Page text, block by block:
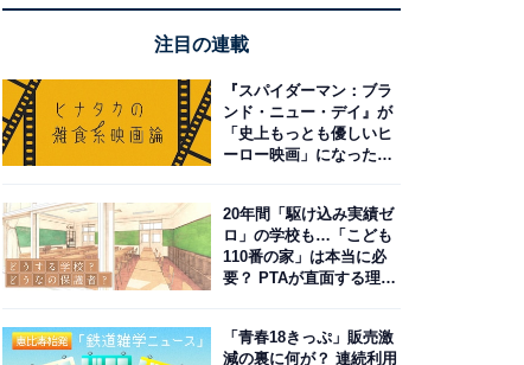
注目の連載
『スパイダーマン：ブラ
ンド・ニュー・デイ』が
「史上もっとも優しいヒ
ーロー映画」になった理
20年間「駆け込み実績ゼ
ロ」の学校も…「こども
110番の家」は本当に必
要？ PTAが直面する理想
「青春18きっぷ」販売激
減の裏に何が？ 連続利用